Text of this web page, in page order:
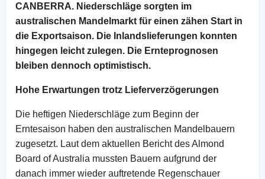
CANBERRA. Niederschläge sorgten im
australischen Mandelmarkt für einen zähen Start in
die Exportsaison. Die Inlandslieferungen konnten
hingegen leicht zulegen. Die Ernteprognosen
bleiben dennoch optimistisch.
Hohe Erwartungen trotz Lieferverzögerungen
Die heftigen Niederschläge zum Beginn der
Erntesaison haben den australischen Mandelbauern
zugesetzt. Laut dem aktuellen Bericht des Almond
Board of Australia mussten Bauern aufgrund der
danach immer wieder auftretende Regenschauer